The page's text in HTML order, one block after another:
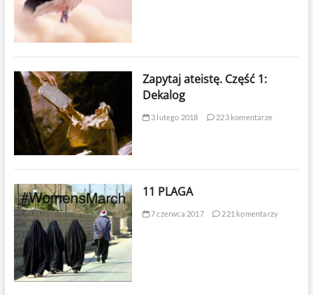
Zapytaj ateistę. Część 1:
Dekalog
3 lutego 2018 223 komentarze
11 PLAGA
7 czerwca 2017 221 komentarzy